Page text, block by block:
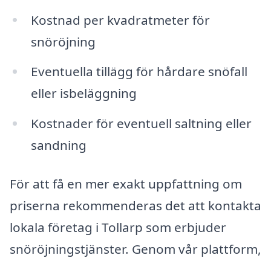
Kostnad per kvadratmeter för
snöröjning
Eventuella tillägg för hårdare snöfall
eller isbeläggning
Kostnader för eventuell saltning eller
sandning
För att få en mer exakt uppfattning om
priserna rekommenderas det att kontakta
lokala företag i Tollarp som erbjuder
snöröjningstjänster. Genom vår plattform,